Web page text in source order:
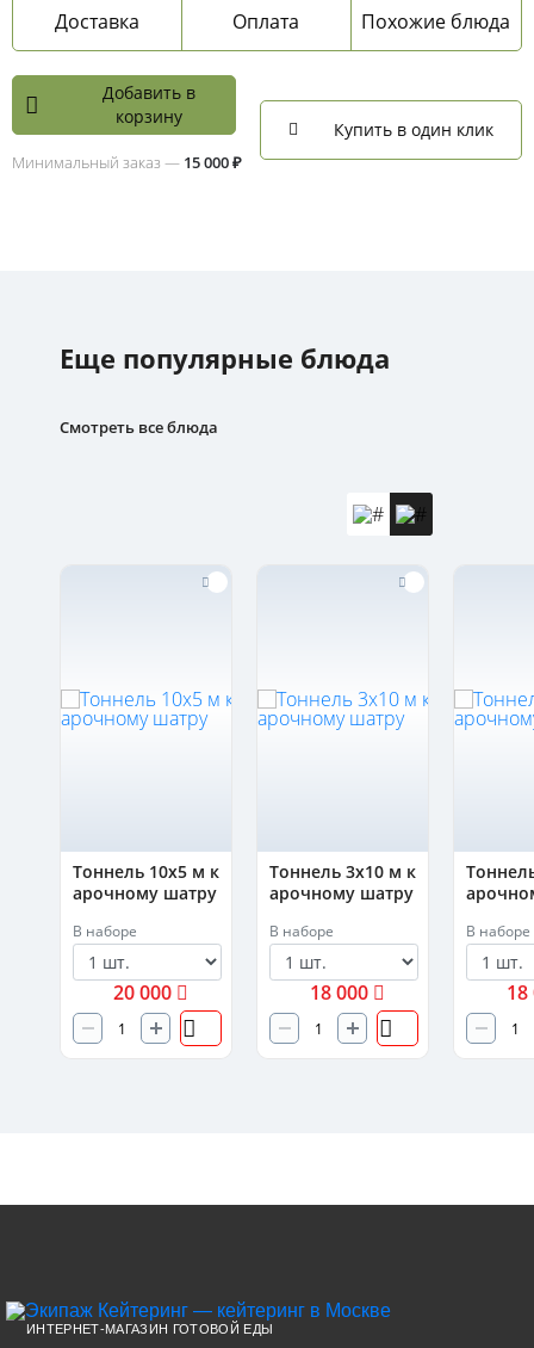
Доставка Оплата Похожие блюда
Добавить в
корзину
Минимальный заказ — 15 000 ₽
Купить в один клик
Еще популярные блюда
Смотреть все блюда
Тоннель 10х5 м к
арочному шатру
В наборе
20 000
Тоннель 3х10 м к
арочному шатру
В наборе
18 000
В наборе
ИНТЕРНЕТ-МАГАЗИН ГОТОВОЙ ЕДЫ